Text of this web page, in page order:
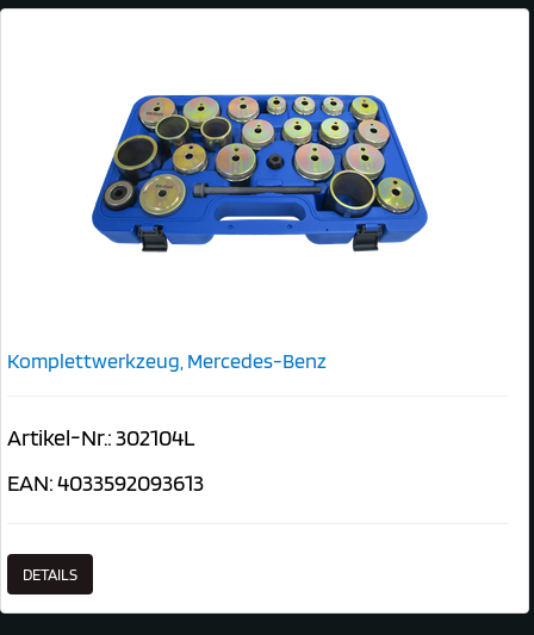
Komplettwerkzeug, Mercedes-Benz
Artikel-Nr.: 302104L
EAN: 4033592093613
DETAILS